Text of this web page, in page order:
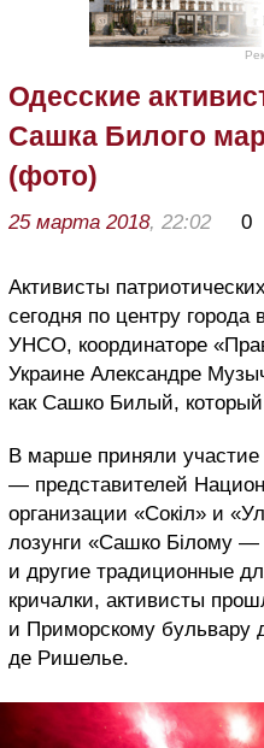
Одесские
Сашка Билого
(фото)
25 марта 2018, 22:02 0
Активисты
сегодня по центру
УНСО, координаторе
Украине Александре
как Сашко Билый,
В марше приняли участие
— представителей
организации «Сокіл» и
лозунги «Сашко Білому —
и другие традиционные
кричалки, активисты
и Приморскому бульвару
де Ришелье.